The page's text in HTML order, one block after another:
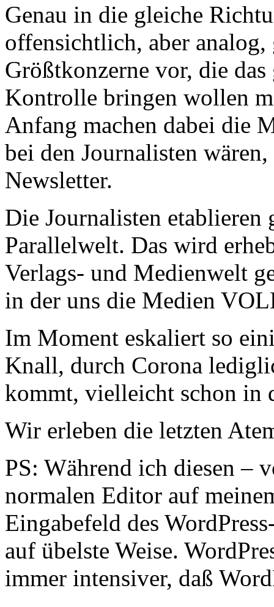
Genau in die gleiche
offensichtlich, aber
Größtkonzerne vor, die
Kontrolle bringen wollen
Anfang machen dabei die
bei den Journalisten
Newsletter.
Die Journalisten etablieren
Parallelwelt. Das wird
Verlags- und Medienwelt
in der uns die Medien
Im Moment eskaliert so
Knall, durch Corona
kommt, vielleicht schon in
Wir erleben die letzten
PS: Während ich diesen –
normalen Editor auf
Eingabefeld des
auf übelste Weise.
immer intensiver, daß